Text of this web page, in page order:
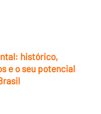
histórico,
e o seu potencial